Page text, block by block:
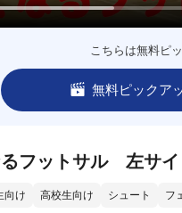
こちらは無料ピ
無料ピックア
フットサル 左サ
向け 高校生向け シュート フ